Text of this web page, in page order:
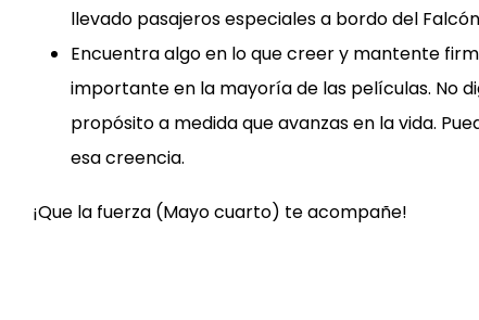
llevado pasajeros especiales a bordo del
Encuentra algo en lo que creer y mantente
importante en la mayoría de las películas. No
propósito a medida que avanzas en la vida.
esa creencia.
¡Que la fuerza (Mayo cuarto) te acompañe!